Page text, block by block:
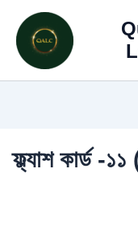
ফ্ল্যাশ কার্ড -